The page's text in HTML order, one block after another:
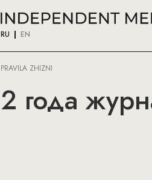
RU EN
PRAVILA ZHIZNI
2 года